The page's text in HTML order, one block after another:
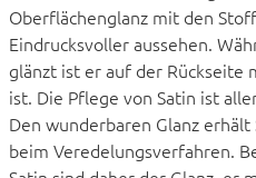
Oberflächenglanz mit den
Eindrucksvoller aussehen.
glänzt ist er auf der Rückseite
ist. Die Pflege von Satin ist
Den wunderbaren Glanz
beim Veredelungsverfahren.